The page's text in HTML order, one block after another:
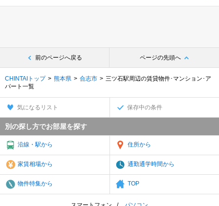
前のページへ戻る ページの先頭へ
CHINTAIトップ 熊本県 合志市
三ツ石駅周辺の賃貸物件･マンション･ア
パート一覧
気になるリスト 保存中の条件
別の探し方でお部屋を探す
沿線・駅から 住所から
家賃相場から 通勤通学時間から
物件特集から TOP